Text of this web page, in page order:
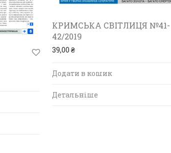
КРИМСЬКА СВІТЛИЦЯ №41-
42/2019
39,00 ₴
Додати в кошик
Детальніше